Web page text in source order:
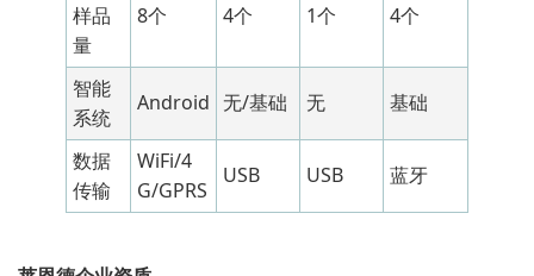
样品
量
8个 4个 1个 4个
智能
系统
Android 无/基础 无 基础
数据
传输
WiFi/4
G/GPRS
USB USB 蓝牙